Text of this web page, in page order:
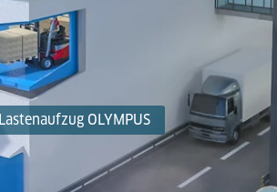
Lastenaufzug OLYMPUS